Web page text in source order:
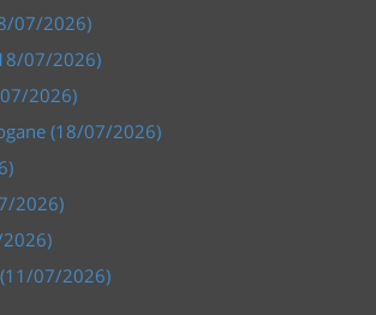
07/2026)
07/2026)
2026)
(18/07/2026)
2026)
07/2026)